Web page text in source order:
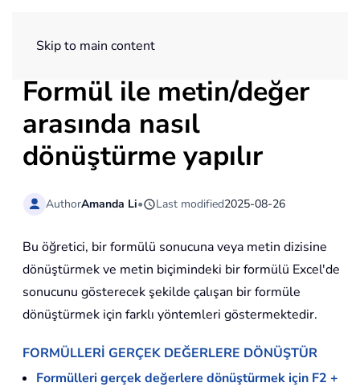
Skip to main content
Formül ile metin/değer
arasında nasıl
dönüştürme yapılır
AuthorAmanda Li• Last modified2025-08-26
Bu öğretici, bir formülü sonucuna veya metin dizisine
dönüştürmek ve metin biçimindeki bir formülü Excel'de
sonucunu gösterecek şekilde çalışan bir formüle
dönüştürmek için farklı yöntemleri göstermektedir.
FORMÜLLERİ GERÇEK DEĞERLERE DÖNÜŞTÜR
Formülleri gerçek değerlere dönüştürmek için F2 +